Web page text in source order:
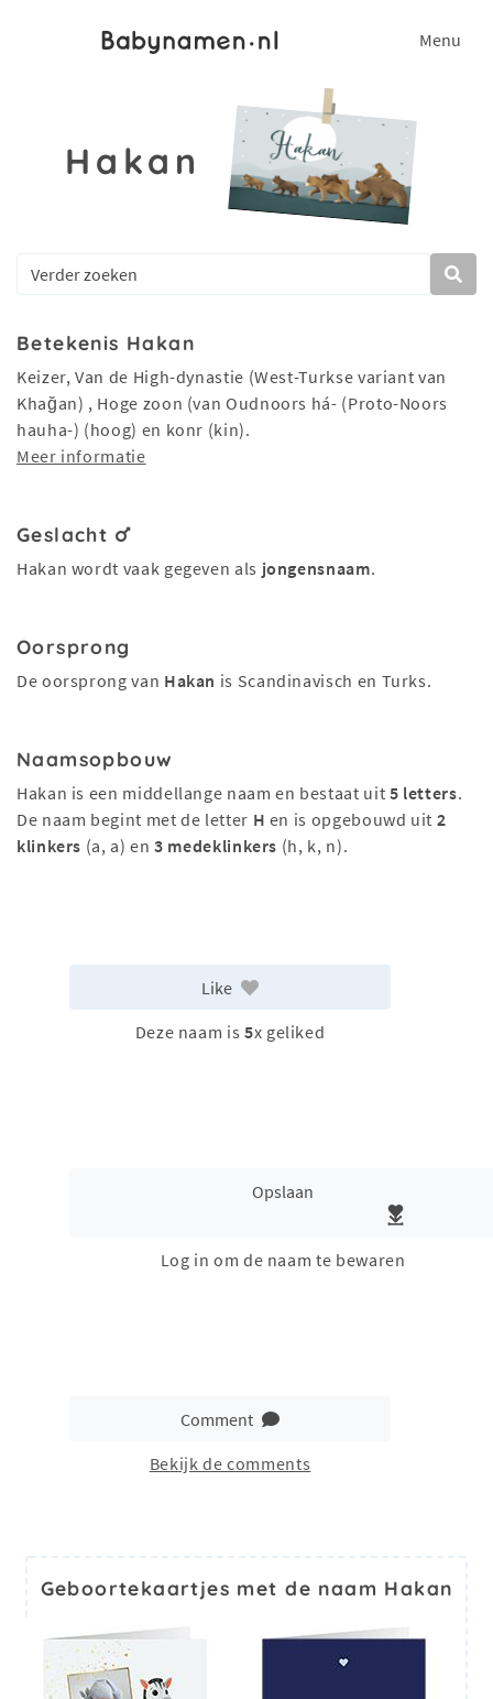
Menu
Hakan
Betekenis Hakan
Keizer, Van de High-dynastie (West-Turkse variant van
Khağan) , Hoge zoon (van Oudnoors há- (Proto-Noors
hauha-) (hoog) en konr (kin).
Meer informatie
Geslacht
Hakan wordt vaak gegeven als jongensnaam.
Oorsprong
De oorsprong van Hakan is Scandinavisch en Turks.
Naamsopbouw
Hakan is een middellange naam en bestaat uit 5 letters.
De naam begint met de letter H en is opgebouwd uit 2
klinkers (a, a) en3 medeklinkers (h, k, n).
Like
Deze naam is 5x geliked
Opslaan
Log in om de naam te bewaren
Comment
Bekijk de comments
Geboortekaartjes met de naam Hakan